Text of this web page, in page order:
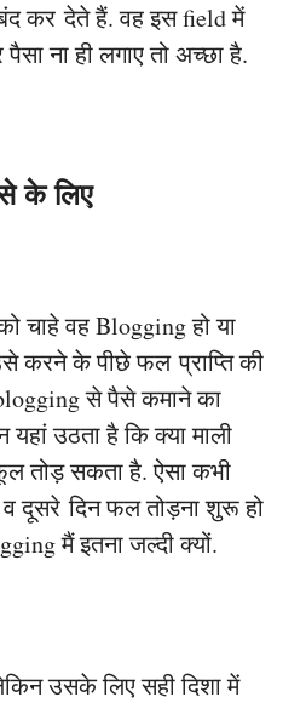
करदेते हैं. वह इस field में
ना ही लगाए तो अच्छा है.
के लिए
चाहे वह Blogging हो या
करने के पीछे फलप्राप्ति की
से पैसे कमाने का
यहां उठता हैकि क्या माली
तोड़ सकता है. ऐसा कभी
व दूसरेदिन फल तोड़ना शुरू हो
मैं इतना जल्दी क्यों.
उसके लिए सही दिशा में